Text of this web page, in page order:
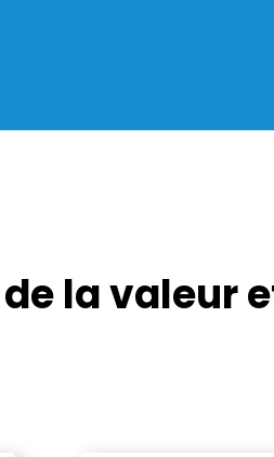
la valeur